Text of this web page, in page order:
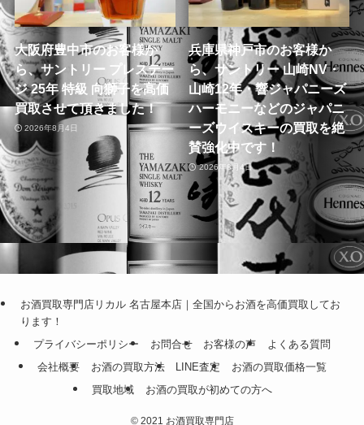
大阪府豊中市のお客様か
ら、サントリー プレステー
ジ 25年 特級 向獅子を高価
買取させて頂きました！
2026年8月4日
兵庫県神戸市のお客様か
ら、サントリー 山崎NV・
山崎12年・響ジャパニーズ
ハーモニーなどのジャパニ
ーズウイスキーの買取を絶
賛強化中です！
2026年8月4日
お酒買取専門店リカル 名古屋本店｜全国からお酒を高価買取してお
ります！
プライバシーポリシー
お問合せ お客様の声
よくある質問
会社概要
お酒の買取方法 LINE査定
お酒の買取価格一覧
買取地域
お酒の買取が初めての方へ
©2021 お酒買取専門店